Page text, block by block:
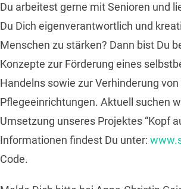
Du arbeitest gerne mit Senioren und
Du Dich eigenverantwortlich und
Menschen zu stärken? Dann bist Du
Konzepte zur Förderung eines
Handelns sowie zur Verhinderung
Pflegeeinrichtungen. Aktuell suchen
Umsetzung unseres Projektes “Kopf
Informationen findest Du unter:
Code.